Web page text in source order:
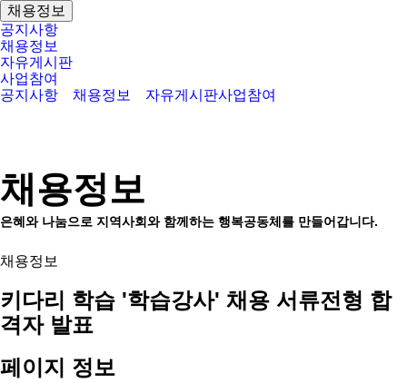
채용정보
공지사항
채용정보
자유게시판
사업참여
공지사항
채용정보 자유게시판사업참여
채용정보
은혜와 나눔으로 지역사회와 함께하는 행복공동체를 만들어갑니다.
채용정보
키다리 학습 '학습강사' 채용 서류전형 합
격자 발표
페이지 정보